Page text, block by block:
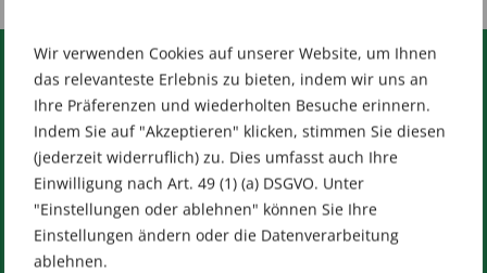
Wir verwenden Cookies auf unserer Website, um Ihnen
das relevanteste Erlebnis zu bieten, indem wir uns an
Ihre Präferenzen und wiederholten Besuche erinnern.
Indem Sie auf "Akzeptieren" klicken, stimmen Sie diesen
(jederzeit widerruflich) zu. Dies umfasst auch Ihre
Einwilligung nach Art. 49 (1) (a) DSGVO. Unter
"Einstellungen oder ablehnen" können Sie Ihre
Einstellungen ändern oder die Datenverarbeitung
ablehnen.
RECHTLICHES
Impressum AGB
Datenschutz
[wt_cli_manage_consent]
Designed byDilly